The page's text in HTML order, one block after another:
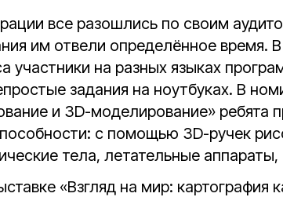
все разошлись по своим
им отвели определённое время.
участники на разных языках
задания на ноутбуках. В
и 3D-моделирование» ребята
с помощью 3D-ручек
тела, летательные
«Взгляд на мир: картография